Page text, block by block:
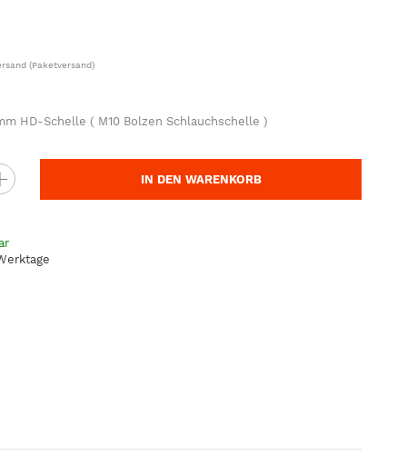
(Paketversand)
HD-Schelle ( M10 Bolzen Schlauchschelle )
IN DEN WARENKORB